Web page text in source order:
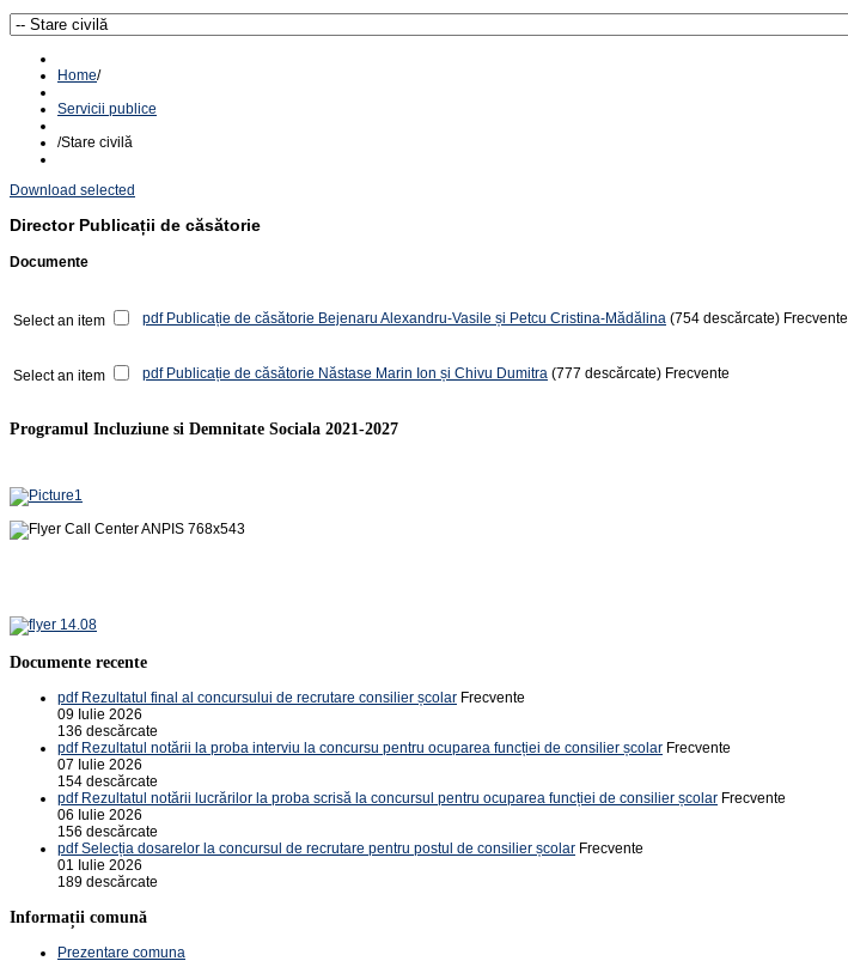
Home/
Servicii publice
/Stare civilă
Download selected
Director Publicații de căsătorie
Documente
Select an item pdf Publicație de căsătorie Bejenaru Alexandru-Vasile și Petcu Cristina-Mădălina (754 descărcate) Frecvente
Select an item pdf Publicație de căsătorie Năstase Marin Ion și Chivu Dumitra (777 descărcate) Frecvente
Programul Incluziune si Demnitate Sociala 2021-2027
Documente recente
pdf Rezultatul final al concursului de recrutare consilier școlar Frecvente
09 Iulie 2026
136 descărcate
pdf Rezultatul notării la proba interviu la concursu pentru ocuparea funcției de consilier școlar Frecvente
07 Iulie 2026
154 descărcate
pdf Rezultatul notării lucrărilor la proba scrisă la concursul pentru ocuparea funcției de consilier școlar Frecvente
06 Iulie 2026
156 descărcate
pdf Selecția dosarelor la concursul de recrutare pentru postul de consilier școlar Frecvente
01 Iulie 2026
189 descărcate
Informații comună
Prezentare comuna